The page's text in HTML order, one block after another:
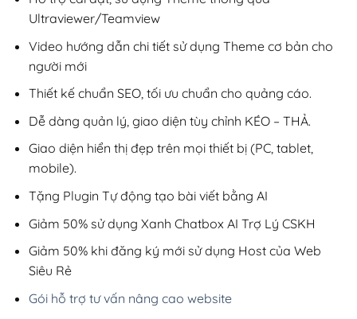
Ultraviewer/Teamview
Video hướng dẫn chi tiết sử dụng Theme cơ bản cho
người mới
Thiết kế chuẩn SEO, tối ưu chuẩn cho quảng cáo.
Dễ dàng quản lý, giao diện tùy chỉnh KÉO – THẢ.
Giao diện hiển thị đẹp trên mọi thiết bị (PC, tablet,
mobile).
Tặng Plugin Tự động tạo bài viết bằng AI
Giảm 50% sử dụng Xanh Chatbox AI Trợ Lý CSKH
Giảm 50% khi đăng ký mới sử dụng Host của Web
Siêu Rẻ
Gói hỗ trợ tư vấn nâng cao website